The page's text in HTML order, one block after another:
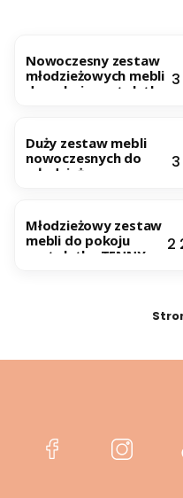
Nowoczesny zestaw
młodzieżowych mebli
do pokoju nastolatka
Duży zestaw mebli
nowoczesnych do
młodzieżowego
Młodzieżowy zestaw
mebli do pokoju
nastolatka TENNY
2
(Otwiera